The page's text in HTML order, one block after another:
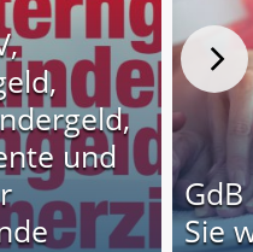
und
Sie